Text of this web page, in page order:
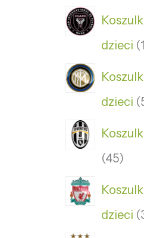
dzieci
dzieci
45
dzieci